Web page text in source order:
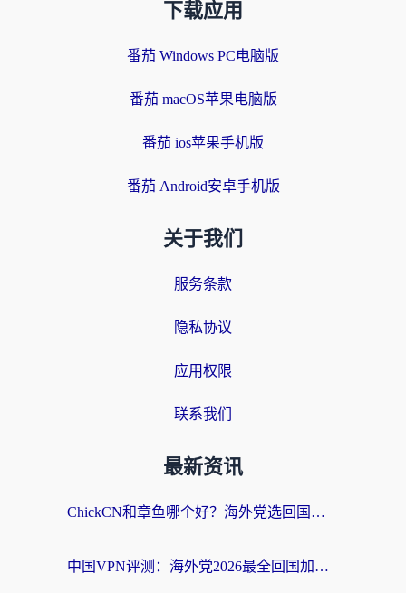
下载应用
番茄 Windows PC电脑版
番茄 macOS苹果电脑版
番茄 ios苹果手机版
番茄 Android安卓手机版
关于我们
服务条款
隐私协议
应用权限
联系我们
最新资讯
ChickCN和章鱼哪个好？海外党选回国加速器的3个关键维度 + 实用避坑指南
中国VPN评测：海外党2026最全回国加速器选择指南，告别地区限制不踩坑